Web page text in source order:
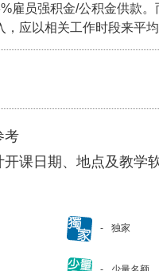
雇员强积金/公积金供款
应以相关工作时段来平均
考
开课日期、地点及教学
独家